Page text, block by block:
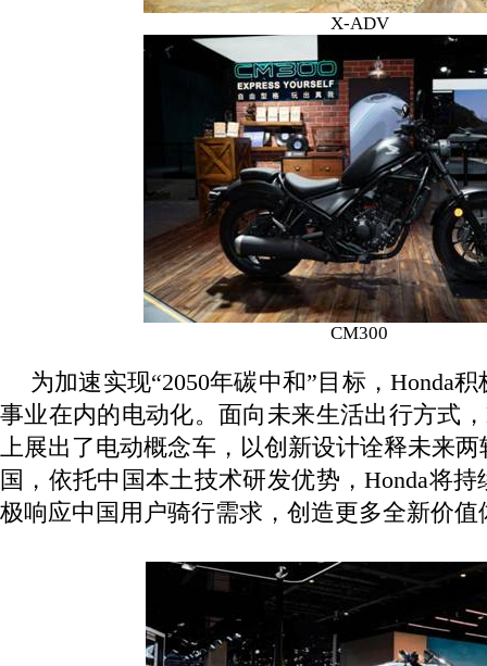
X-ADV
CM300
为加速实现“2050年碳中和”目标， Honda积
事业在内的电动化。面向未来生活出行方式，
上展出了电动概念车，以创新设计诠释未来
国，依托中国本土技术研发优势，Honda将持
极响应中国用户骑行需求，创造更多全新价值